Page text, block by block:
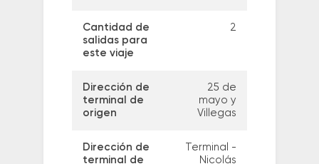
Cantidad de
salidas para
este viaje
2
Dirección de
terminal de
origen
25 de
mayo y
Villegas
Dirección de
terminal de
Terminal -
Nicolás